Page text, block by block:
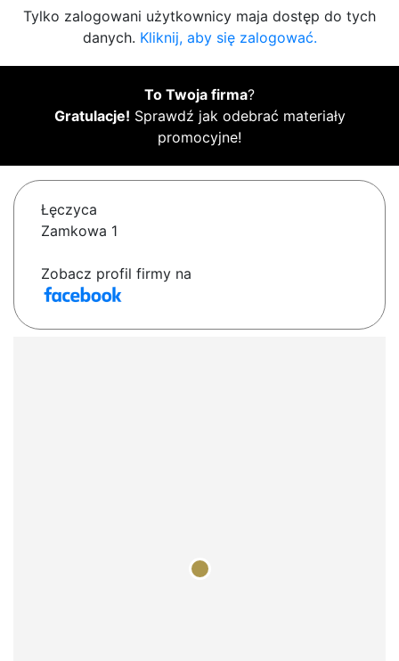
Tylko zalogowani użytkownicy maja dostęp do tych
danych. Kliknij, aby się zalogować.
To Twoja firma?
Gratulacje! Sprawdź jak odebrać materiały
promocyjne!
Łęczyca
Zamkowa 1
Zobacz profil firmy na